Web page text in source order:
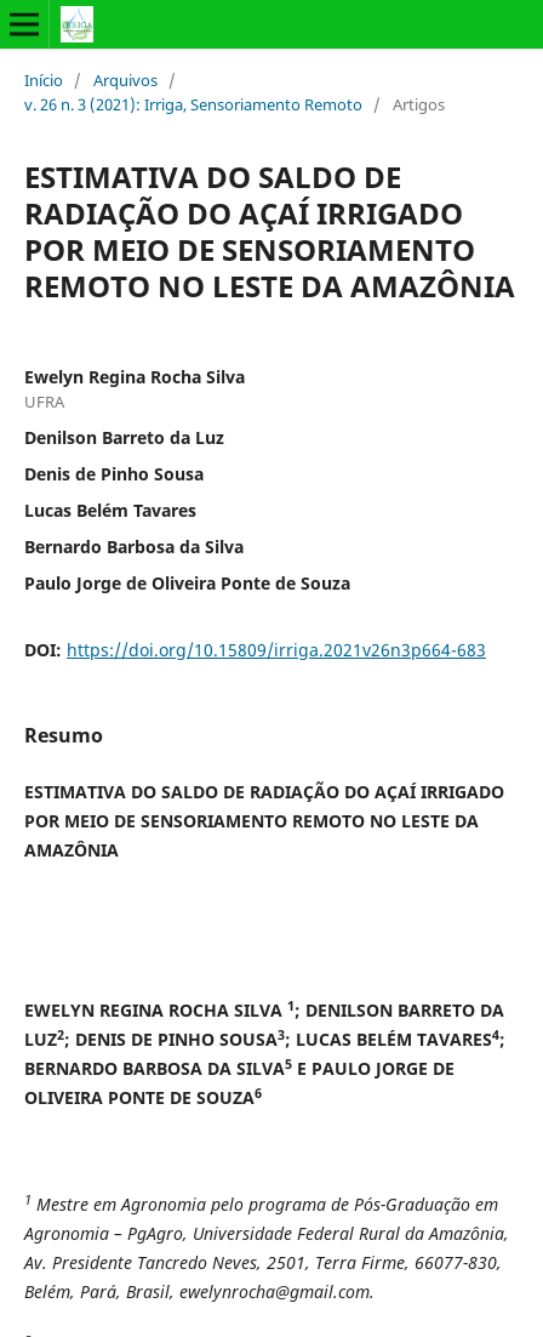
Início / Arquivos /
v. 26 n. 3 (2021): Irriga, Sensoriamento Remoto / Artigos
ESTIMATIVA DO SALDO DE
RADIAÇÃO DO AÇAÍ IRRIGADO
POR MEIO DE SENSORIAMENTO
REMOTO NO LESTE DA AMAZÔNIA
Ewelyn Regina Rocha Silva
UFRA
Denilson Barreto da Luz
Denis de Pinho Sousa
Lucas Belém Tavares
Bernardo Barbosa da Silva
Paulo Jorge de Oliveira Ponte de Souza
DOI: https://doi.org/10.15809/irriga.2021v26n3p664-683
Resumo
ESTIMATIVA DO SALDO DE RADIAÇÃO DO AÇAÍ IRRIGADO
POR MEIO DE SENSORIAMENTO REMOTO NO LESTE DA
AMAZÔNIA
EWELYN REGINA ROCHA SILVA 1; DENILSON BARRETO DA
LUZ2; DENIS DE PINHO SOUSA3; LUCAS BELÉM TAVARES4;
BERNARDO BARBOSA DA SILVA5E PAULO JORGE DE
OLIVEIRA PONTE DE SOUZA6
1 Mestre em Agronomia pelo programa de Pós-Graduação em
Agronomia – PgAgro, Universidade Federal Rural da Amazônia,
Av. Presidente Tancredo Neves, 2501, Terra Firme, 66077-830,
Belém, Pará, Brasil, ewelynrocha@gmail.com.